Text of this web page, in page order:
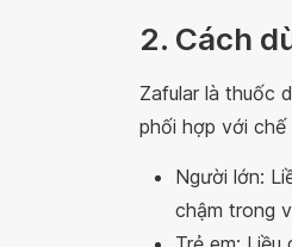
2. Cách
Zafular là thuốc
phối hợp với
Người lớn:
chậm trong